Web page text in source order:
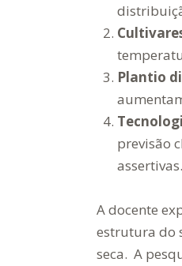
Plantio
previsão
assertivas.
A docente
estrutura do
seca. A